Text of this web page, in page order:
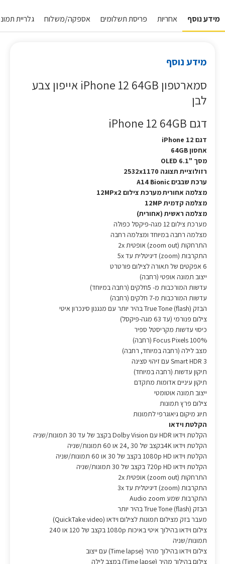
מידע נוסף אחריות פריסת תשלומים אספקה/משלוח גלריית
מידע נוסף
סמארטפון iPhone 12 64GB אייפון צבע
לבן
דגם iPhone 12 64GB
דגם iPhone 12
אחסון 64GB
מסך "6.1 OLED
רזולוציית תצוגה 2532x1170
ערכת שבבים A14 Bionic
מצלמה אחורית מערכת צילום 12MPx2
מצלמה קדמית 12MP
מצלמה ראשית (אחורית)
מערכת צילום 12 מגה-פיקסל כפולה
מצלמה רחבה במיוחד ומצלמה רחבה
התרחקות (zoom out) אופטית 2x
התקרבות (zoom) דיגיטלית עד 5x
ייצוב תמונה אופטי (רחבה)
עדשות המורכבות מ- 5חלקים (רחבה במיוחד)
עדשות המורכבות מ-7 חלקים (רחבה)
הבזק (True Tone (flash בהיר יותר עם מנגנון סינכרון איטי
צילום פנורמי (עד 63 מגה-פיקסל)
כיסוי עדשות מקריסטל ספיר
Focus Pixels 100% (רחבה)
מצב לילה (רחבה במיוחד, רחבה)
Smart HDR 3 עם זיהוי סצינה
תיקון עדשות (רחבה במיוחד)
תיקון עיניים אדומות מתקדם
ייצוב תמונה אוטומטי
צילום פרץ תמונות
תיוג מיקום גיאוגרפי לתמונות
הקלטת וידאו
הקלטת וידאו HDR עם Dolby Vision בקצב של עד 30 תמונות/שניה
הקלטת וידאו 4Kבקצב של 30 ,24 או 60 תמונות/שניה
הקלטת וידאו 1080p HD בקצב של 30 או 60 תמונות/שניה
הקלטת וידאו 720p HD בקצב של 30 תמונות/שניה
התרחקות (zoom out) אופטית 2x
התקרבות (zoom) דיגיטלית עד 3x
התקרבות שמע Audio zoom
הבזק (True Tone (flash בהיר יותר
מעבר בזק מצילום תמונות לצילום וידאו (QuickTake video)
צילום וידאו בהילוך איטי באיכות 1080p בקצב של 120 או 240
תמונות/שניה
צילום וידאו בהילוך מהיר (Time lapse) עם ייצוב
צילום בהילוך מהיר (Time lapse) במצב לילה